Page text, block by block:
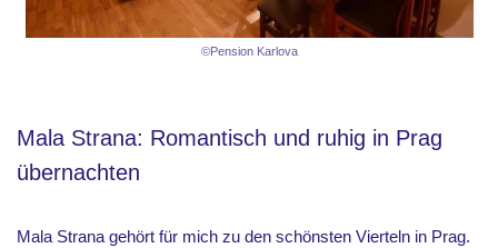
©Pension Karlova
Mala Strana: Romantisch und ruhig in Prag
übernachten
Mala Strana gehört für mich zu den schönsten Vierteln in Prag.